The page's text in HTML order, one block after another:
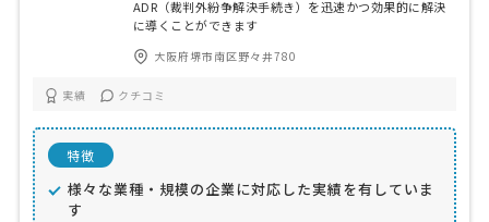
ADR（裁判外紛争解決手続き）を迅速かつ効果的に解決
に導くことができます
大阪府堺市南区野々井780
実績 クチコミ
特徴
様々な業種・規模の企業に対応した実績を有していま
す